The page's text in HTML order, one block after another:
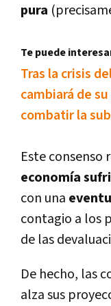
pura
Te puede
Tras la crisis
cambiará de
combatir la
Este consenso
economí­a
con una
contagio a los
de las
De hecho, las
alza sus